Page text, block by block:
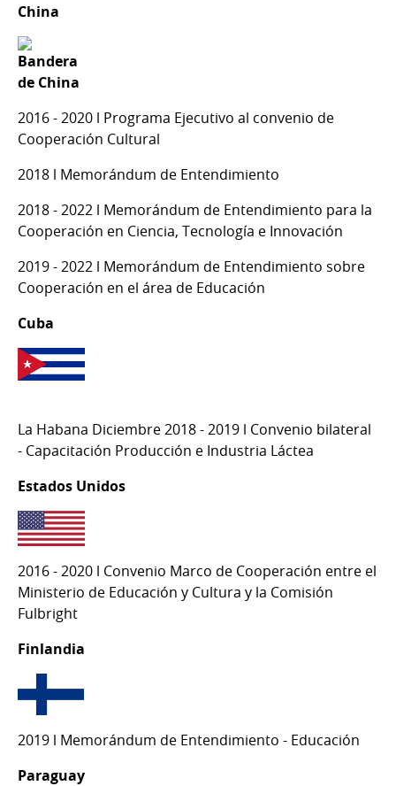
China
2016 - 2020 l Programa Ejecutivo al convenio de
Cooperación Cultural
2018 l Memorándum de Entendimiento
2018 - 2022 l Memorándum de Entendimiento para la
Cooperación en Ciencia, Tecnología e Innovación
2019 - 2022 l Memorándum de Entendimiento sobre
Cooperación en el área de Educación
Cuba
La Habana Diciembre 2018 - 2019 l Convenio bilateral
- Capacitación Producción e Industria Láctea
Estados Unidos
2016 - 2020 l Convenio Marco de Cooperación entre el
Ministerio de Educación y Cultura y la Comisión
Fulbright
Finlandia
2019 l Memorándum de Entendimiento - Educación
Paraguay